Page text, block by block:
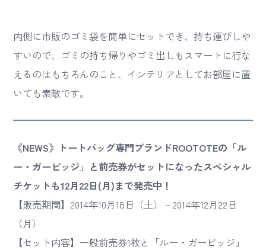
内側に市販のゴミ袋を簡単にセットでき、持ち運びしや
すいので、ゴミの持ち帰りやゴミ出しもスマートに行な
えるのはもちろんのこと、インテリアとしてお部屋に置
いても素敵です。
《NEWS》トートバッグ専門ブランドROOTOTEの「ル
ー・ガービッジ」と前売券がセットになったスペシャル
チケットも12月22日(月)まで発売中！
【販売期間】2014年10月18日（土）－2014年12月22日
（月）
【セット内容】一般前売券1枚と「ルー・ガービッジ」